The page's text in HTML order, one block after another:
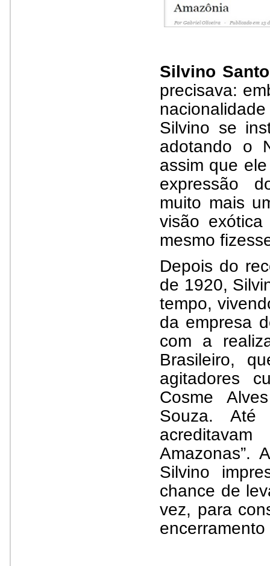
Silvino
precisava:
Silvino se
adotando o
assim que
expressão
muito mais
visão
mesmo
Depois do
de 1920,
tempo,
da empresa
com a
Brasileiro,
agitadores
Cosme
Souza. Até
Amazonas”.
Silvino
chance de
vez, para